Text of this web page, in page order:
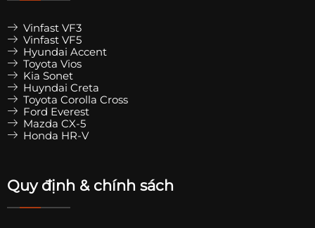
Vinfast VF3
Vinfast VF5
Hyundai Accent
Toyota Vios
Kia Sonet
Huyndai Creta
Toyota Corolla Cross
Ford Everest
Mazda CX-5
Honda HR-V
Quy định & chính sách